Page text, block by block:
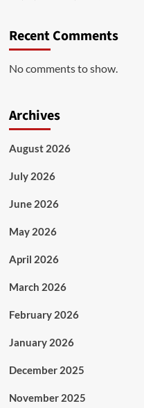
Recent Comments
No comments to show.
Archives
August 2026
July 2026
June 2026
May 2026
April 2026
March 2026
February 2026
January 2026
December 2025
November 2025